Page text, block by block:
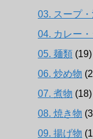
03. スープ
04. カレー
05. 麺類 (19)
06. 炒め物
07. 煮物 (18)
08. 焼き物
09. 揚げ物